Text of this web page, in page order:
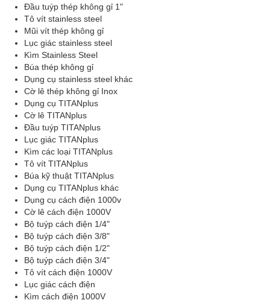
Đầu tuýp thép không gỉ 1"
Tô vít stainless steel
Mũi vít thép không gỉ
Lục giác stainless steel
Kìm Stainless Steel
Búa thép không gỉ
Dụng cụ stainless steel khác
Cờ lê thép không gỉ Inox
Dụng cụ TITANplus
Cờ lê TITANplus
Đầu tuýp TITANplus
Lục giác TITANplus
Kìm các loại TITANplus
Tô vít TITANplus
Búa kỹ thuật TITANplus
Dụng cụ TITANplus khác
Dụng cụ cách điện 1000v
Cờ lê cách điện 1000V
Bộ tuýp cách điện 1/4"
Bộ tuýp cách điện 3/8"
Bộ tuýp cách điện 1/2"
Bộ tuýp cách điện 3/4"
Tô vít cách điện 1000V
Lục giác cách điện
Kìm cách điện 1000V